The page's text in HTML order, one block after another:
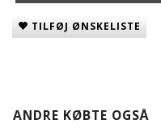
TILFØJ ØNSKELISTE
ANDRE KØBTE OGSÅ